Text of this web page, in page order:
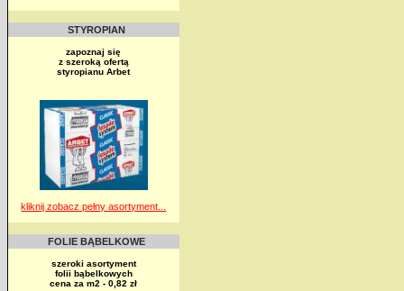
STYROPIAN
zapoznaj się
z szeroką ofertą
styropianu Arbet
kliknij zobacz pełny asortyment...
FOLIE BĄBELKOWE
szeroki asortyment
folii bąbelkowych
cena za m2 - 0,82 zł